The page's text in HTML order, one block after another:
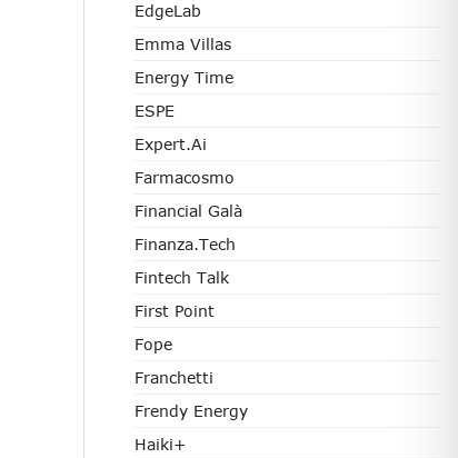
EdgeLab
Emma Villas
Energy Time
ESPE
Expert.ai
Farmacosmo
Financial Galà
Finanza.tech
Fintech Talk
First Point
Fope
Franchetti
Frendy Energy
Haiki+